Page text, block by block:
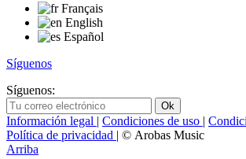
Français
English
Español
Síguenos
Síguenos:
Información legal | Condiciones de uso |
Política de privacidad | © Arobas Music
Arriba